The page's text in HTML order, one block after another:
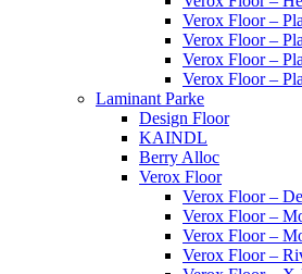
Verox Floor –
Verox Floor –
Verox Floor –
Verox Floor –
Laminant Parke
Design Floor
KAINDL
Berry Alloc
Verox Floor
Verox Floor –
Verox Floor –
Verox Floor –
Verox Floor –